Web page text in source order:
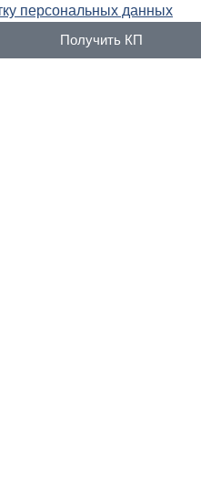
персональных данных
Получить КП